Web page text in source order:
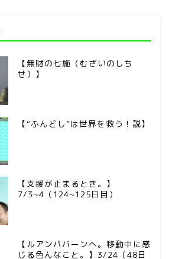
【無財の七施（むざいのしち
せ）】
【“ふんどし”は世界を救う！説】
【支援が止まるとき。】
7/3~4（124~125日目）
【ルアンパバーンへ。移動中に感
じる色んなこと。】3/24（48日